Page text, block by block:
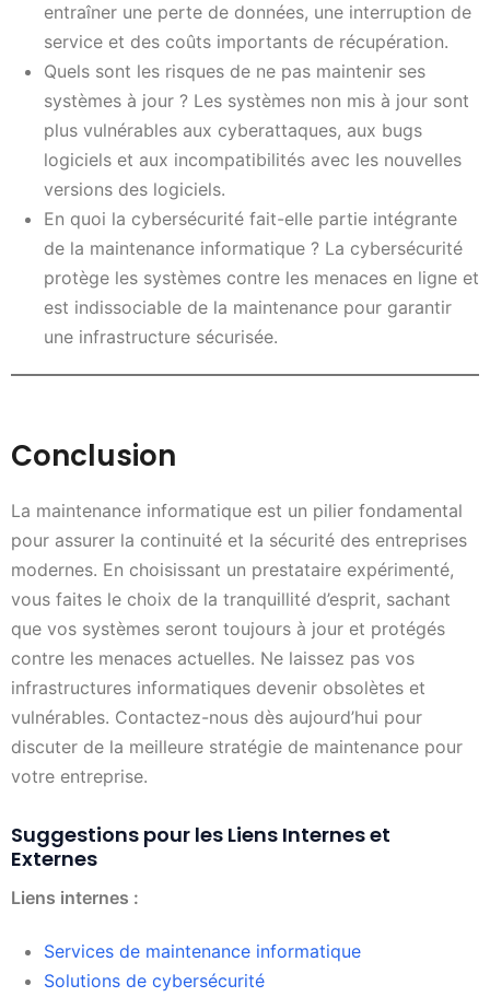
entraîner une perte de données, une interruption de
service et des coûts importants de récupération.
Quels sont les risques de ne pas maintenir ses
systèmes à jour ? Les systèmes non mis à jour sont
plus vulnérables aux cyberattaques, aux bugs
logiciels et aux incompatibilités avec les nouvelles
versions des logiciels.
En quoi la cybersécurité fait-elle partie intégrante
de la maintenance informatique ? La cybersécurité
protège les systèmes contre les menaces en ligne et
est indissociable de la maintenance pour garantir
une infrastructure sécurisée.
Conclusion
La maintenance informatique est un pilier fondamental
pour assurer la continuité et la sécurité des entreprises
modernes. En choisissant un prestataire expérimenté,
vous faites le choix de la tranquillité d’esprit, sachant
que vos systèmes seront toujours à jour et protégés
contre les menaces actuelles. Ne laissez pas vos
infrastructures informatiques devenir obsolètes et
vulnérables. Contactez-nous dès aujourd’hui pour
discuter de la meilleure stratégie de maintenance pour
votre entreprise.
Suggestions pour les Liens Internes et
Externes
Liens internes :
Services de maintenance informatique
Solutions de cybersécurité